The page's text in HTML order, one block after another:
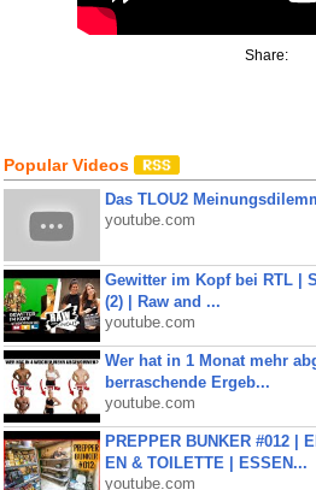
Share:
Popular Videos
Das TLOU2
youtube.com
Gewitter im Kopf bei RTL |
(2) | Raw and ...
youtube.com
Wer hat in 1 Monat mehr
berraschende Ergeb...
youtube.com
PREPPER BUNKER #012 |
EN & TOILETTE | ESSEN...
youtube.com